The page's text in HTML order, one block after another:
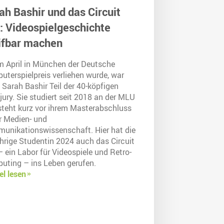
Bashir und das Circuit
Videospielgeschichte
machen
April in München der Deutsche
verliehen wurde, war
Bashir Teil der 40-köpfigen
Sie studiert seit 2018 an der MLU
kurz vor ihrem Masterabschluss
Medien- und
Hier hat die
Studentin 2024 auch das Circuit
ein Labor für Videospiele und Retro-
– ins Leben gerufen.
lesen